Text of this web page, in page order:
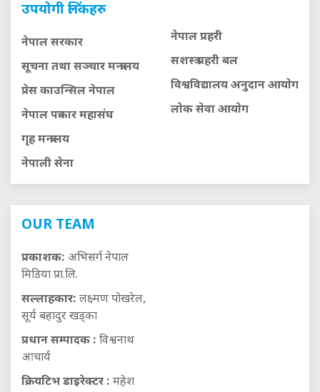
उपयोगी लिंकहरु
नेपाल सरकार
सूचना तथा सञ्चार मन्त्रालय
प्रेस काउन्सिल नेपाल
नेपाल पत्रकार महासंघ
गृह मन्त्रालय
नेपाली सेना
नेपाल प्रहरी
सशस्त्र प्रहरी बल
विश्वविद्यालय अनुदान आयाेग
लाेक सेवा आयाेग
OUR TEAM
प्रकाशक: अभिसर्ग नेपाल
मिडिया प्रा.लि.
सल्लाहकार: लक्ष्मण पोखरेल,
सूर्य बहादुर खड्का
प्रधान सम्पादक : विश्वनाथ
आचार्य
क्रियटिभ डाइरेक्टर : महेश